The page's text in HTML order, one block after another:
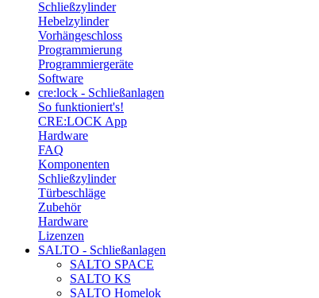
Schließzylinder
Hebelzylinder
Vorhängeschloss
Programmierung
Programmiergeräte
Software
cre:lock - Schließanlagen
So funktioniert's!
CRE:LOCK App
Hardware
FAQ
Komponenten
Schließzylinder
Türbeschläge
Zubehör
Hardware
Lizenzen
SALTO - Schließanlagen
SALTO SPACE
SALTO KS
SALTO Homelok